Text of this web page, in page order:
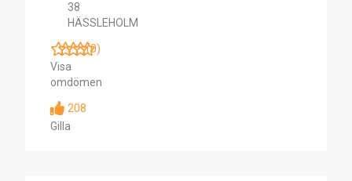
38
HÄSSLEHOLM
(0)
Visa
omdömen
208
Gilla